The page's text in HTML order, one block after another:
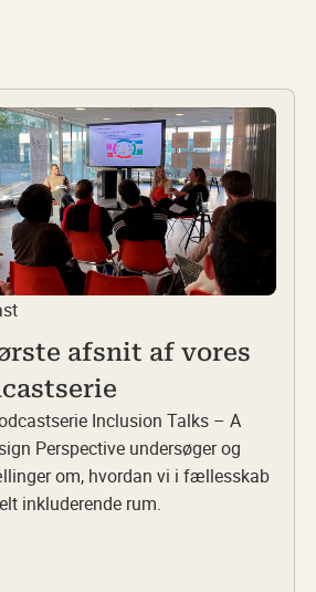
afsnit af vores
Inclusion Talks – A
Perspective undersøger og
om, hvordan vi i fællesskab
inkluderende rum.